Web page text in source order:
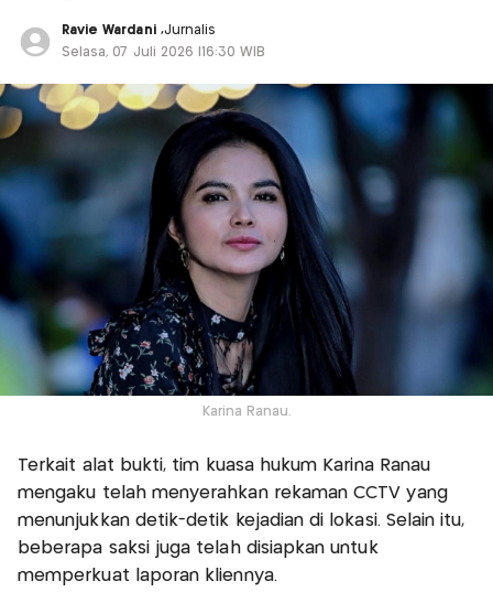
Ravie Wardani ,Jurnalis
Selasa, 07 Juli 2026 |16:30 WIB
Karina Ranau.
Terkait alat bukti, tim kuasa hukum Karina Ranau
mengaku telah menyerahkan rekaman CCTV yang
menunjukkan detik-detik kejadian di lokasi. Selain itu,
beberapa saksi juga telah disiapkan untuk
memperkuat laporan kliennya.